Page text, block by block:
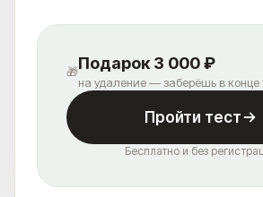
🎁Подарок 3 000 ₽
на удаление — заберёшь в конце
Пройти тест
Бесплатно и без
НАЖИМАЯ, ВЫ ДАЕТЕ СОГЛАСИЕ НА ОБРАБОТКУ СВОИХ ПЕРСОНАЛЬНЫХ
ЧТО? ГДЕ? КАК?
ВЫ УДИВИТЕСЬ, НАСКОЛЬКО ЭТО
ЛЕГКО И УДОБНО
КАК ДО НАС ДОБРАТЬСЯ?